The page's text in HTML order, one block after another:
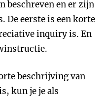
beschreven en er zijn
De eerste is een korte
inquiry is. En
beschrijving van
kun je je als